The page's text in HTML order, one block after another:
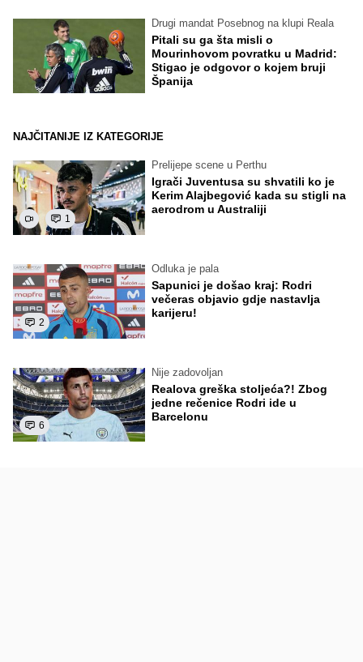
Drugi mandat Posebnog na klupi Reala
Pitali su ga šta misli o
Mourinhovom povratku u Madrid:
Stigao je odgovor o kojem bruji
Španija
NAJČITANIJE IZ KATEGORIJE
1
Prelijepe scene u Perthu
Igrači Juventusa su shvatili ko je
Kerim Alajbegović kada su stigli na
aerodrom u Australiji
2
Odluka je pala
Sapunici je došao kraj: Rodri
večeras objavio gdje nastavlja
karijeru!
6
Nije zadovoljan
Realova greška stoljeća?! Zbog
jedne rečenice Rodri ide u
Barcelonu